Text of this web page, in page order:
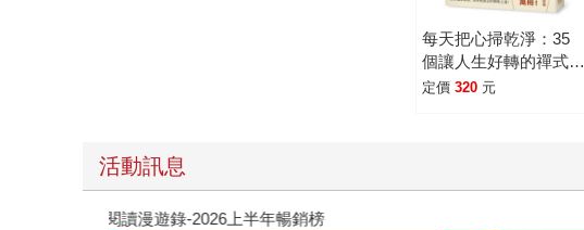
每天把心掃乾淨：35
個讓人生好轉的禪式整
理術
定價 320 元
活動訊息
閱讀漫遊錄-2026上半年暢銷榜